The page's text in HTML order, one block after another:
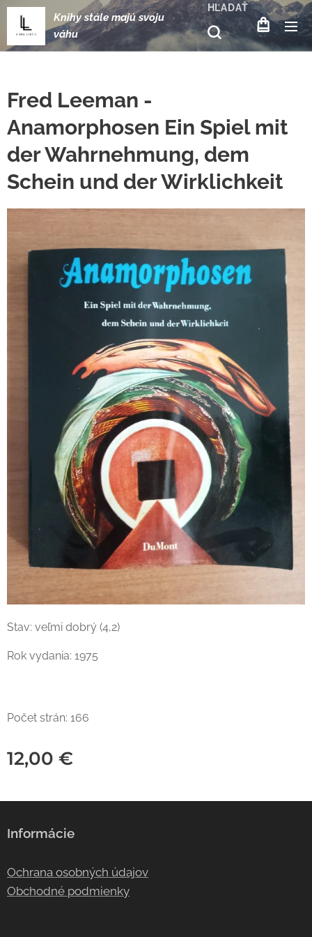
Knihy stále majú svoju
váhu
HĽADAŤ
Fred Leeman -
Anamorphosen Ein Spiel mit
der Wahrnehmung, dem
Schein und der Wirklichkeit
Stav: veľmi dobrý (4,2)
Rok vydania: 1975
Počet strán: 166
12,00 €
Informácie
Ochrana osobných údajov
Obchodné podmienky